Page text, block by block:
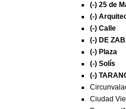
(-) 25 de
(-)
(-) Calle
(-) DE
(-) Plaza
(-) Solís
(-)
Ciudad